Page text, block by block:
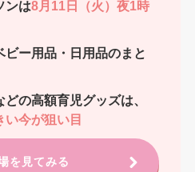
ンは8月11日（火）夜1時
ビー用品・日用品のまと
の高額育児グッズは、
い今が狙い目
を見てみる